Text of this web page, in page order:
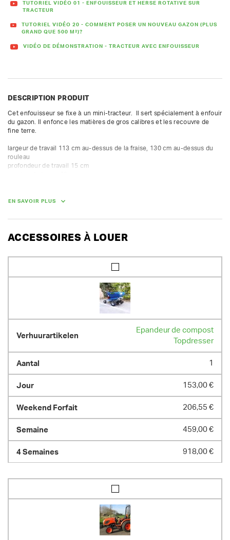
TUTORIEL VIDÉO 01 - ENFOUISSEUR ET HERSE ROTATIVE SUR
TRACTEUR
TUTORIEL VIDÉO 20 - COMMENT POSER UN NOUVEAU GAZON (PLUS
GRAND QUE 500 M²)?
VIDÉO DE DÉMONSTRATION - TRACTEUR AVEC ENFOUISSEUR
DESCRIPTION PRODUIT
Cet enfouisseur se fixe à un mini-tracteur.  Il sert spécialement à enfouir
du gazon. Il enfonce les matières de gros calibres et les recouvre de
fine terre.
largeur de travail 113 cm au-dessus de la fraise, 130 cm au-dessus du
rouleau
profondeur de travail 15 cm
En cas de location avec le tracteur de Huurland, Huurland fournit le
En cas de location séparée, Huurland ne prévoit pas de cardan. Le client
couverture d'assurances expire.
POIDS
EN SAVOIR PLUS
ACCESSOIRES À LOUER
Epandeur de compost
Topdresser
1
153,00 €
206,55 €
459,00 €
918,00 €